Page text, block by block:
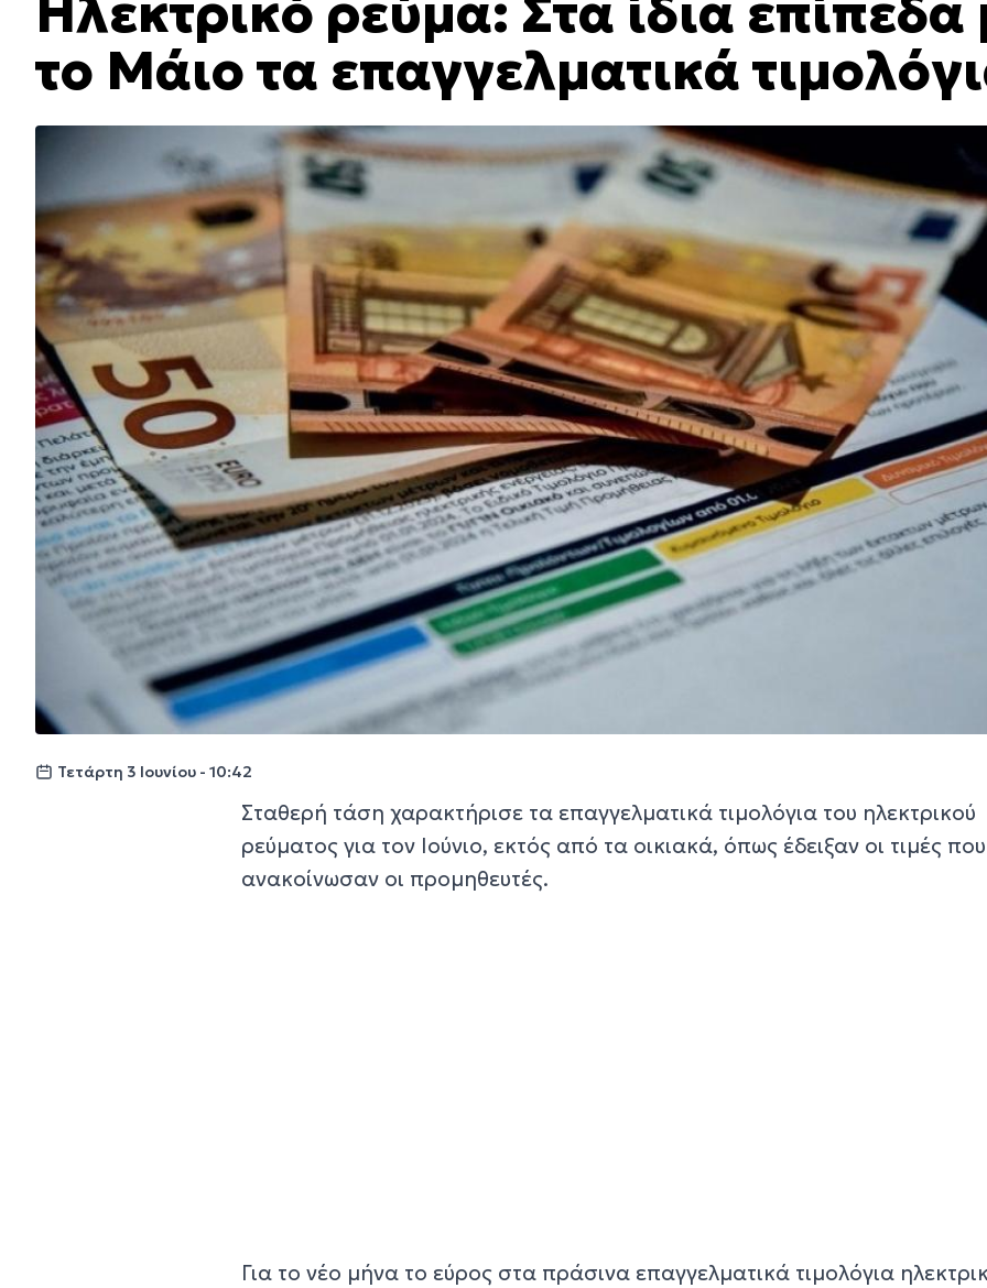
το Μάιο τα επαγγελματικά
Τετάρτη 3 Ιουνίου - 10:42
Σταθερή τάση χαρακτήρισε τα επαγγελματικά τιμολόγια του ηλεκτρικού
ρεύματος για τον Ιούνιο, εκτός από τα οικιακά, όπως έδειξαν οι τιμές που
ανακοίνωσαν οι προμηθευτές.
Για το νέο μήνα το εύρος στα πράσινα επαγγελματικά τιμολόγια